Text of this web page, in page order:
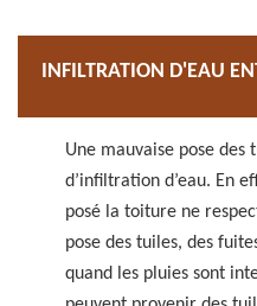
INFILTRATION D'EAU
Une mauvaise pose des
d’infiltration d’eau. En
posé la toiture ne
pose des tuiles, des
quand les pluies sont